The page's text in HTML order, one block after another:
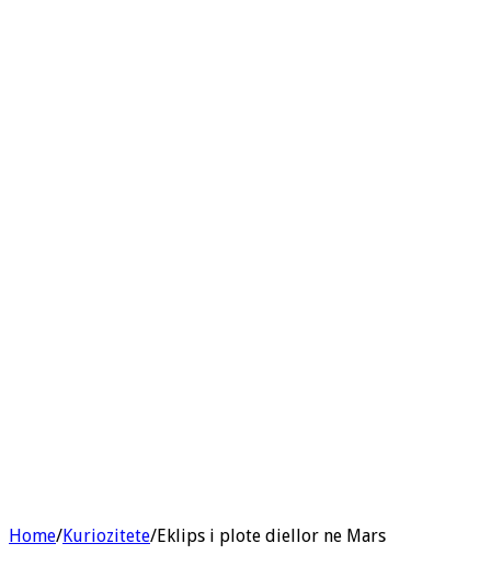
Home/Kuriozitete/Eklips i plote diellor ne Mars